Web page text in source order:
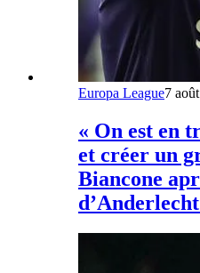
Europa League7
« On est en
et créer un
Biancone